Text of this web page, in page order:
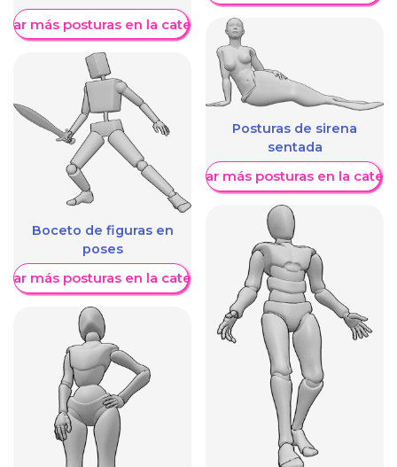
más posturas en la categoría
Boceto de figuras en
poses
más posturas en la categoría
Posturas de sirena
sentada
Mostrar más posturas en la